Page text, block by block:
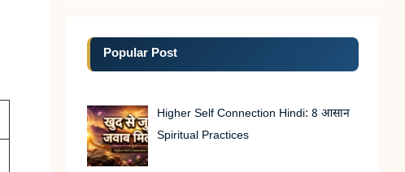
Popular Post
Higher Self Connection Hindi: 8 आसान
Spiritual Practices